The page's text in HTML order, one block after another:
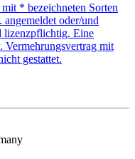
* bezeichneten Sorten
angemeldet oder/und
lizenzpflichtig. Eine
Vermehrungsvertrag mit
gestattet.